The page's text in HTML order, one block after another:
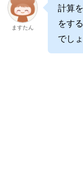
ますたん
計算
をす
でし